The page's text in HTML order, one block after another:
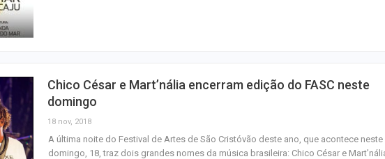
Chico César e Mart’nália encerram edição do FASC neste
domingo
18 nov, 2018
A última noite do Festival de Artes de São Cristóvão deste ano, que acontece neste
domingo, 18, traz dois grandes nomes da música brasileira: Chico César e